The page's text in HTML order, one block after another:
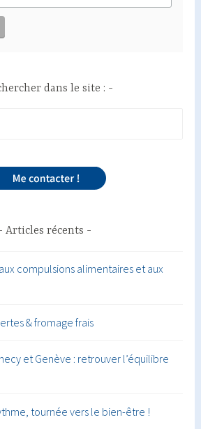
dans le site :
Articles récents
compulsions alimentaires et aux
& fromage frais
et Genève : retrouver l’équilibre
tournée vers le bien-être !